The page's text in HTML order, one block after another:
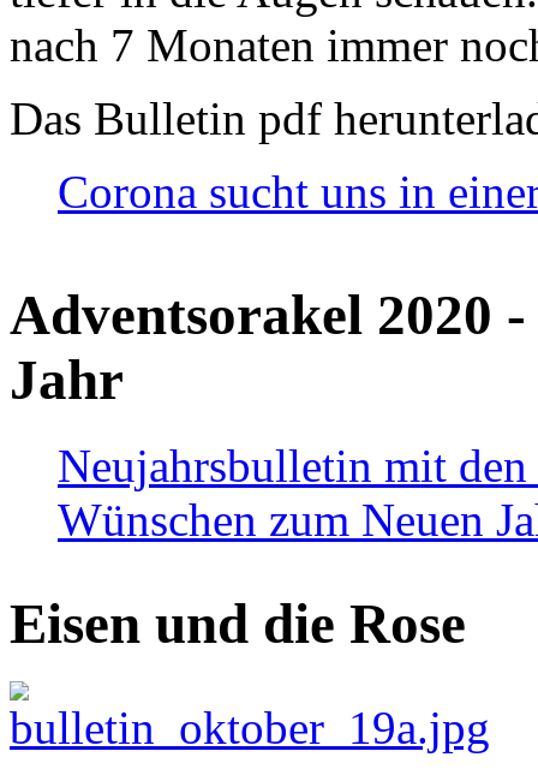
nach 7 Monaten immer
Das Bulletin pdf
Corona sucht uns in
Adventsorakel 2020
Jahr
Neujahrsbulletin mit den
Wünschen zum Neuen
Eisen und die Rose